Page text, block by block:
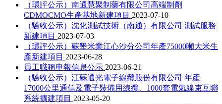
（環評公示）南通慧聚制藥有限公司高端制劑
CDMOCMO生產基地新建項目 2023-07-10
（驗收公示）沈化測試技術（南通）有限公司 測試服務
新建項目 2023-07-03
（環評公示）蘇墾米業江心沙分公司年產75000噸大米生
產新建項目 2023-06-28
員工職稱申報信息公示 2023-06-21
（驗收公示）江蘇通光電子線纜股份有限公司 年產
17000公里通信及電子裝備用線纜、1000套電氣線束互聯
系統擴建項目 2023-05-20